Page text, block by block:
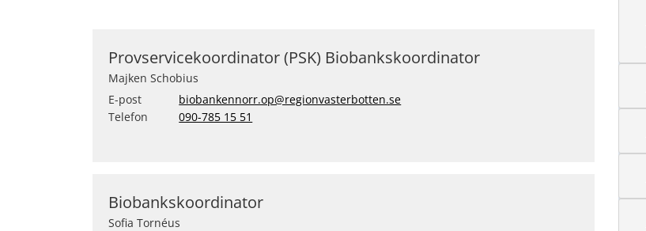
Provservicekoordinator (PSK) Biobankskoordinator
Majken Schobius
E-post
biobankennorr.op@regionvasterbotten.se
Telefon
090-785 15 51
Biobankskoordinator
Sofia Tornéus